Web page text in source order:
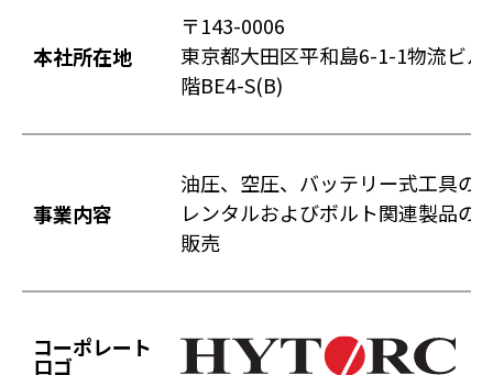
本社所在地
〒143-0006
東京都大田区平和島6-1-1物流ビル
階BE4-S(B)
事業内容
油圧、空圧、バッテリー式工具の
レンタルおよびボルト関連製品の
販売
コーポレート
ロゴ